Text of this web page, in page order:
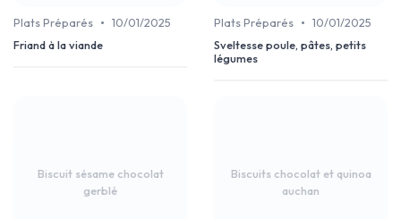
Plats Préparés • 10/01/2025
Friand à la viande
Plats Préparés • 10/01/2025
Sveltesse poule, pâtes, petits
légumes
Biscuit sésame chocolat
gerblé
Biscuits chocolat et quinoa
auchan